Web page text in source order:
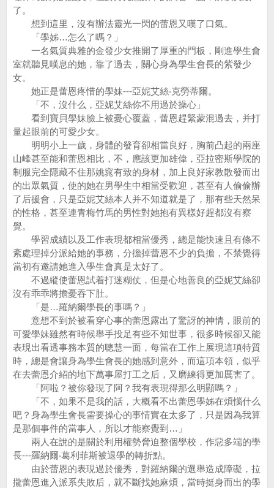
了。
想到這里，沒有辦法靈光一閃的蕾恩又嘆了口氣。
「學姊…怎么了嗎？」
一名氣質典雅的金發少女推開了厚重的門板，剛進學生會
室就聽見嘆息的她，靠了過去，關心身為學生會長的紫發少
女。
她正是蕾恩疼惜的學妹---亞妮艾絲‧克勞蒂爾。
「不，沒什么，亞妮艾絲你不用過於操心」
看到寶貝學妹臉上被憂心覆蓋，蕾恩趕緊蒙混過去，并打
量起眼前的可愛少女。
明明小上一歲，身體的發育卻相當良好，胸前凸起的兩座
山峰甚至能和蕾恩相比，不，應該更加雄偉，亞拉密斯學院的
制服完全隱藏不住那姚窕有致的身材，加上良好家教散發而出
的出眾氣質，使的她在男學生中相當受歡迎，甚至有人偷偷辦
了后援會，只是亞妮艾絲本人并不知道就是了，那有些天然呆
的性格，甚至連青梅竹馬的男性對她抱有異樣好趕都沒有察
覺。
學習成績以及工作表現都相當優秀，總是能快速且有條不
紊處理掉分派給她的事務，分擔掉蕾恩不少的負擔，不禁覺得
當初有邀請她進入學生會真是太好了。
不過縱使蕾恩試着打迷糊仗，但是心地善良的亞妮艾絲卻
沒有乖乖將擔憂吞下肚。
「是…羅納爾學長的事嗎？」
意想不到於被看穿心事的蕾恩露出了驚訝的神情，眼前的
可愛學妹雖然有時候舉手投足有些不知世事，很多時候卻又能
表現出看透事務本質的聰慧一面，每當在工作上展現這項特質
時，總是會讓身為學生會長的她感到意外，而這項本領，似乎
在去蕾恩介紹的地下萬事屋打工之后，又磨練得更加厲害了。
「阿啦？被你發現了阿？我有表現得那么明顯嗎？」
「不，如果不是我的話，大概看不出蕾恩學姊在煩惱什么
吧？身為學生會長需要操心的事情實在太多了，只是因為我算
是那個事件的當事人，所以才能察覺到…」
兩人在說的是關於利用權勢脅迫整個學校，作惡多端的學
長---羅納爾‧葛利菲斯被退學的轉折點。
由於蕾恩的表現過於優秀，對羅納爾的選舉造成障礙，拉
攏蕾恩進入派系失敗后，就不斷找她麻煩，當時挺身而出的學